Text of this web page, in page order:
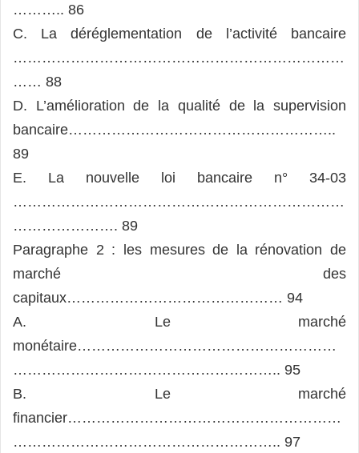
……….. 86
C. La déréglementation de l’activité bancaire
……………………………………………………………
…… 88
D. L’amélioration de la qualité de la supervision
bancaire………………………………………………..
89
E. La nouvelle loi bancaire n° 34-03
……………………………………………………………
…………………. 89
Paragraphe 2 : les mesures de la rénovation de
marché des
capitaux……………………………………… 94
A. Le marché
monétaire………………………………………………
……………………………………………….. 95
B. Le marché
financier…………………………………………………
……………………………………………….. 97